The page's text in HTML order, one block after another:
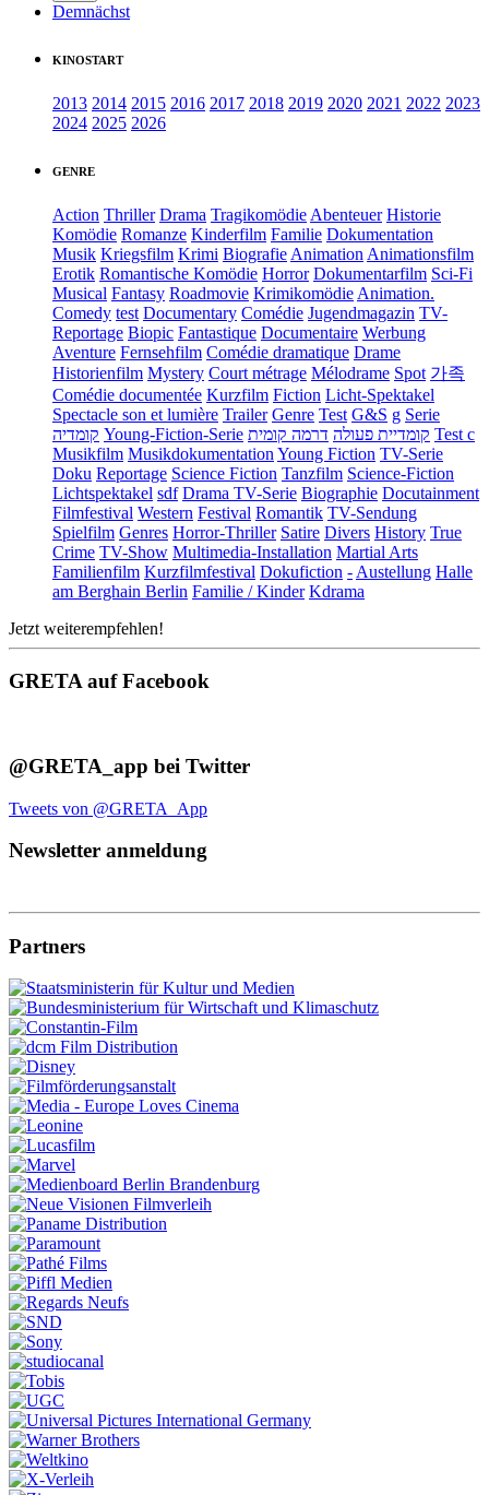
Demnächst
KINOSTART
2013 2014 2015 2016 2017 2018 2019 2020 2021 2022 2023
2024 2025 2026
GENRE
Action Thriller Drama Tragikomödie Abenteuer Historie
Komödie Romanze Kinderfilm Familie Dokumentation
Musik Kriegsfilm Krimi Biografie Animation Animationsfilm
Erotik Romantische Komödie Horror Dokumentarfilm Sci-Fi
Musical Fantasy Roadmovie Krimikomödie Animation.
Comedy test Documentary Comédie Jugendmagazin TV-
Reportage Biopic Fantastique Documentaire Werbung
Aventure Fernsehfilm Comédie dramatique Drame
Historienfilm Mystery Court métrage Mélodrame Spot 가족
Comédie documentée Kurzfilm Fiction Licht-Spektakel
Spectacle son et lumière Trailer Genre Test G&S g Serie
קומדיה Young-Fiction-Serie קומדיית פעולה דרמה קומית
Test c
Musikfilm Musikdokumentation Young Fiction TV-Serie
Doku Reportage Science Fiction Tanzfilm Science-Fiction
Lichtspektakel sdf Drama TV-Serie Biographie Docutainment
Filmfestival Western Festival Romantik TV-Sendung
Spielfilm Genres Horror-Thriller Satire Divers History True
Crime TV-Show Multimedia-Installation Martial Arts
Familienfilm Kurzfilmfestival Dokufiction - Austellung Halle
am Berghain Berlin Familie / Kinder Kdrama
Jetzt weiterempfehlen!
GRETA auf Facebook
@GRETA_app bei Twitter
Tweets von @GRETA_App
Newsletter anmeldung
Partners